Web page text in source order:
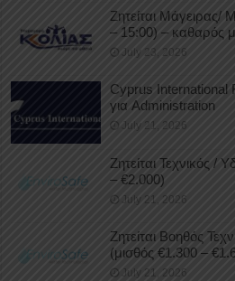
Ζητείται Μάγειρας/
– 15:00) – καθαρός
July 23, 2026
Cyprus International
για Administration
July 21, 2026
Ζητείται Τεχνικός /
– €2.000)
July 21, 2026
Ζητείται Βοηθός
(μισθός €1.300 –
July 21, 2026